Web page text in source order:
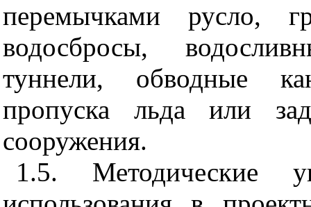
перемычками русло,
водосбросы,
туннели, обводные
пропуска льда или
сооружения.
1.5. Методические